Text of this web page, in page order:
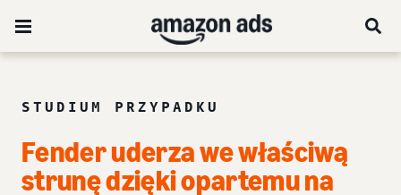
STUDIUM PRZYPADKU
Fender uderza we właściwą
strunę dziękiopartemu na